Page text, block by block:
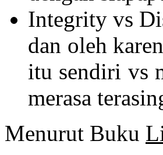
Integrity vs
dan oleh
itu sendiri vs
merasa
Menurut Buku